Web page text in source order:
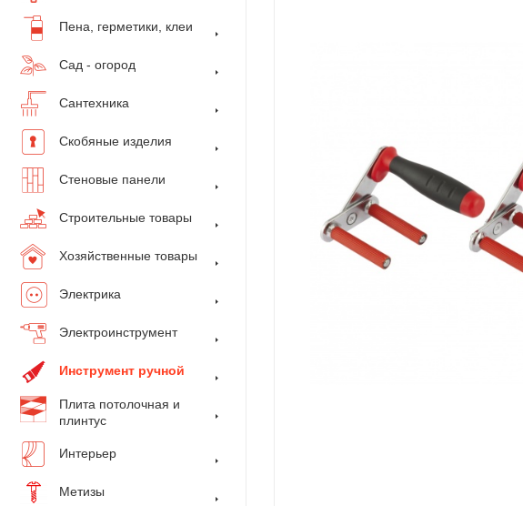
Пена, герметики, клеи
Сад - огород
Сантехника
Скобяные изделия
Стеновые панели
Строительные товары
Хозяйственные товары
Электрика
Электроинструмент
Инструмент ручной
Плита потолочная и
плинтус
Интерьер
Метизы
25%